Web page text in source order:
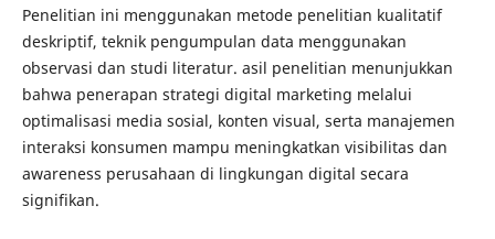
Penelitian ini menggunakan metode penelitian kualitatif
deskriptif, teknik pengumpulan data menggunakan
observasi dan studi literatur. asil penelitian menunjukkan
bahwa penerapan strategi digital marketing melalui
optimalisasi media sosial, konten visual, serta manajemen
interaksi konsumen mampu meningkatkan visibilitas dan
awareness perusahaan di lingkungan digital secara
signifikan.